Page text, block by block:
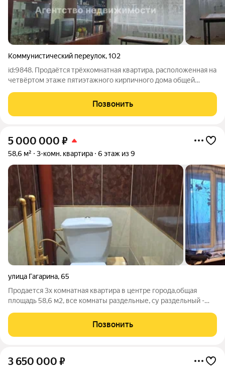
Коммунистический переулок,102
id:9848. Продаётся трёхкомнатная квартира, расположенная на
четвёртом этаже пятиэтажного кирпичного дома общей
санузел раздельный. Балкон
Позвонить
5 000 000 ₽
58,6 м² 3-комн. квартира 6 этаж из 9
улица Гагарина,65
Продается 3х комнатная квартира в центре города,общая
площадь 58,6 м2, все комнаты раздельные, су раздельный -
евро,квартира в хорошем жилом состоянии. номер в базе
301,9
Позвонить
3 650 000 ₽